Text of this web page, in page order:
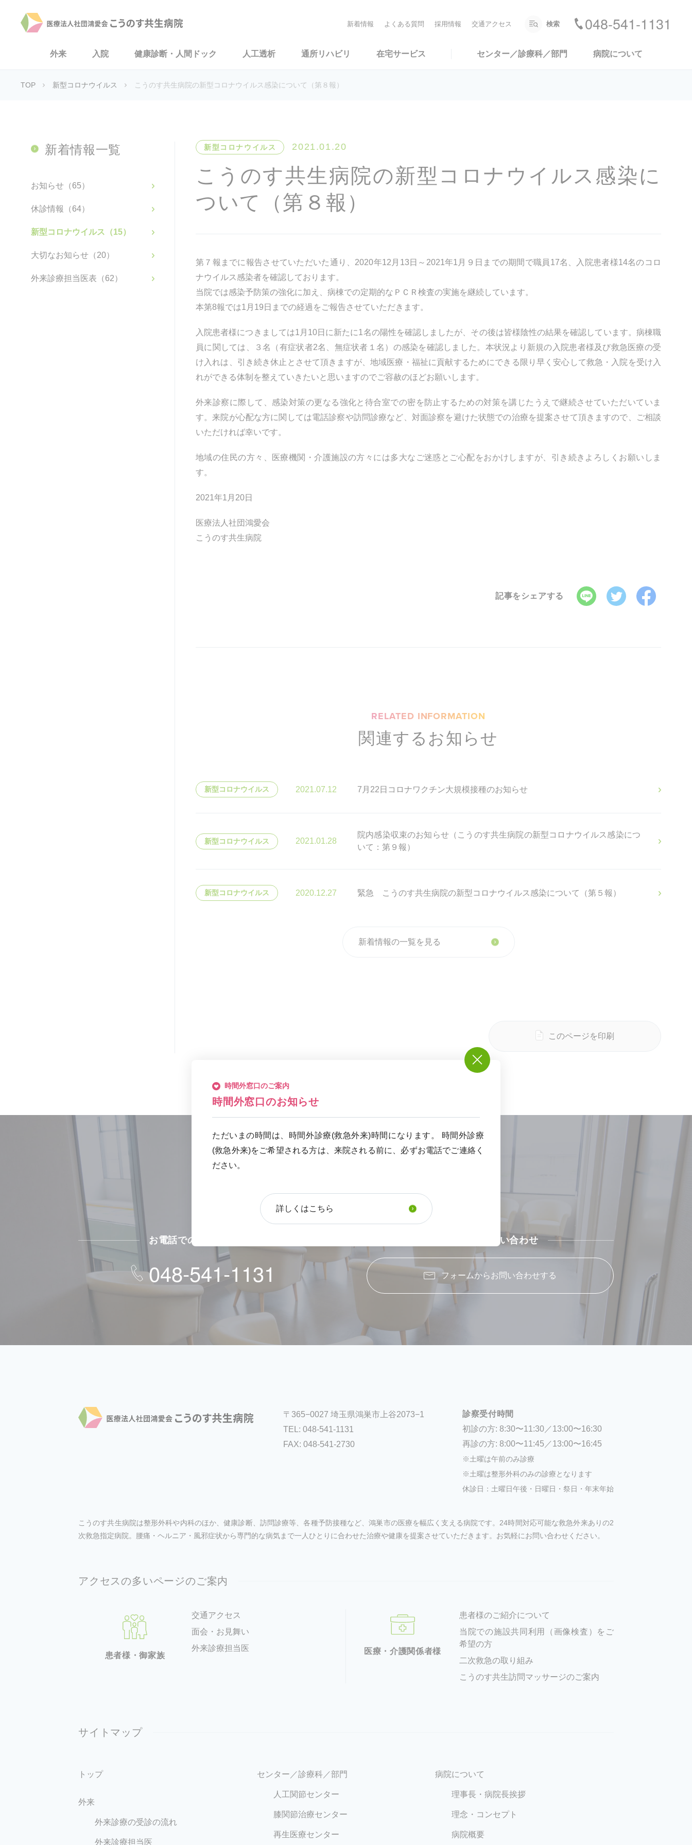
外来 入院 健康診断・人間ドック 人工透析 通所リハビリ 在宅サービス センター／診療科／部門 病院について
新着情報 よくある質問 採用情報 交通アクセス 検索 048-541-1131
TOP 新型コロナウイルス こうのす共生病院の新型コロナウイルス感染について（第８報）
新型コロナウイルス 2021.01.20
こうのす共生病院の新型コロナウイルス感染に
ついて（第８報）
第７報までに報告させていただいた通り、2020年12月13日～2021年1月９日までの期間で職員17名、入院患者様14名のコロ
ナウイルス感染者を確認しております。
当院では感染予防策の強化に加え、病棟での定期的なＰＣＲ検査の実施を継続しています。
本第8報では1月19日までの経過をご報告させていただきます。
入院患者様につきましては1月10日に新たに1名の陽性を確認しましたが、その後は皆様陰性の結果を確認しています。病棟職
員に関しては、３名（有症状者2名、無症状者１名）の感染を確認しました。本状況より新規の入院患者様及び救急医療の受
け入れは、引き続き休止とさせて頂きますが、地域医療・福祉に貢献するためにできる限り早く安心して救急・入院を受け入
れができる体制を整えていきたいと思いますのでご容赦のほどお願いします。
外来診察に際して、感染対策の更なる強化と待合室での密を防止するための対策を講じたうえで継続させていただいていま
す。来院が心配な方に関しては電話診察や訪問診療など、対面診察を避けた状態での治療を提案させて頂きますので、ご相談
いただければ幸いです。
地域の住民の方々、医療機関・介護施設の方々には多大なご迷惑とご心配をおかけしますが、引き続きよろしくお願いしま
す。
2021年1月20日
医療法人社団鴻愛会
こうのす共生病院
記事をシェアする
RELATED INFORMATION
関連するお知らせ
新型コロナウイルス 2021.07.12 7月22日コロナワクチン大規模接種のお知らせ
新型コロナウイルス 2021.01.28
院内感染収束のお知らせ（こうのす共生病院の新型コロナウイルス感染につ
いて：第９報）
新型コロナウイルス 2020.12.27 緊急 こうのす共生病院の新型コロナウイルス感染について（第５報）
新着情報の一覧を見る
このページを印刷
新着情報一覧
お知らせ（65）
休診情報（64）
新型コロナウイルス（15）
大切なお知らせ（20）
外来診療担当医表（62）
お問い合わせ・ご相談
お電話でのお問い合わせ
048-541-1131
メールでの問い合わせ
フォームからお問い合わせする
〒365−0027 埼玉県鴻巣市上谷2073−1
TEL: 048-541-1131
FAX: 048-541-2730
診察受付時間
初診の方: 8:30〜11:30／13:00〜16:30
再診の方: 8:00〜11:45／13:00〜16:45
※土曜は午前のみ診療
※土曜は整形外科のみの診療となります
休診日：土曜日午後・日曜日・祭日・年末年始
こうのす共生病院は整形外科や内科のほか、健康診断、訪問診療等、各種予防接種など、鴻巣市の医療を幅広く支える病院です。24時間対応可能な救急外来ありの2
次救急指定病院。腰痛・ヘルニア・風邪症状から専門的な病気まで一人ひとりに合わせた治療や健康を提案させていただきます。お気軽にお問い合わせください。
アクセスの多いページのご案内
患者様・御家族
交通アクセス
面会・お見舞い
外来診療担当医
医療・介護関係者様
患者様のご紹介について
当院での施設共同利用（画像検査）をご
希望の方
二次救急の取り組み
こうのす共生訪問マッサージのご案内
サイトマップ
トップ
外来
外来診療の受診の流れ
外来診療担当医
センター／診療科／部門
人工関節センター
膝関節治療センター
再生医療センター
病院について
理事長・病院長挨拶
理念・コンセプト
病院概要
時間外窓口のご案内
時間外窓口のお知らせ
ただいまの時間は、時間外診療(救急外来)時間になります。 時間外診療
(救急外来)をご希望される方は、来院される前に、必ずお電話でご連絡く
ださい。
詳しくはこちら